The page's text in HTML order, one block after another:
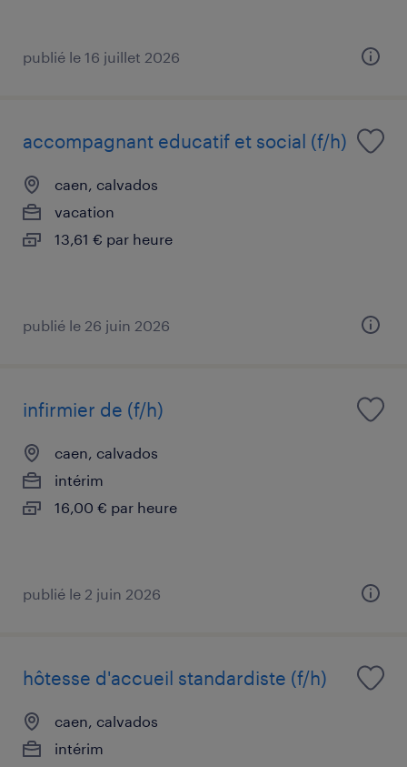
publié le 16 juillet 2026
accompagnant educatif et social (f/h)
caen, calvados
vacation
13,61 € par heure
publié le 26 juin 2026
infirmier de (f/h)
caen, calvados
intérim
16,00 € par heure
publié le 2 juin 2026
hôtesse d'accueil standardiste (f/h)
caen, calvados
intérim